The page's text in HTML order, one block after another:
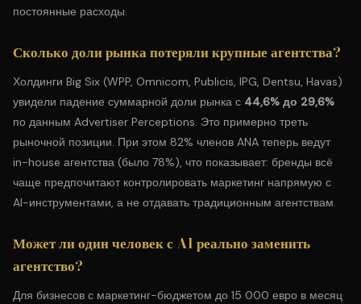
постоянные расходы.
Сколько доли рынка потеряли крупные агентства?
Холдинги Big Six (WPP, Omnicom, Publicis, IPG, Dentsu, Havas)
увидели падение суммарной доли рынка с 44,6% до 29,6%
по данным Advertiser Perceptions. Это примерно треть
рыночной позиции. При этом 82% членов ANA теперь ведут
in-house агентства (было 78%), что показывает: бренды всё
чаще предпочитают контролировать маркетинг напрямую с
AI-инструментами, а не отдавать традиционным агентствам.
Может ли один человек с AI реально заменить
агентство?
Для бизнесов с маркетинг-бюджетом до 15 000 евро в месяц